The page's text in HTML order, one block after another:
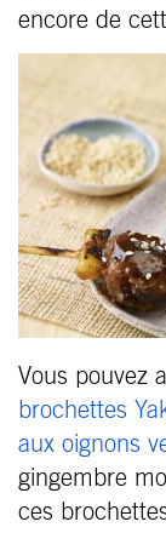
encore de
Vous pouvez
brochettes
aux oignons
gingembre
ces